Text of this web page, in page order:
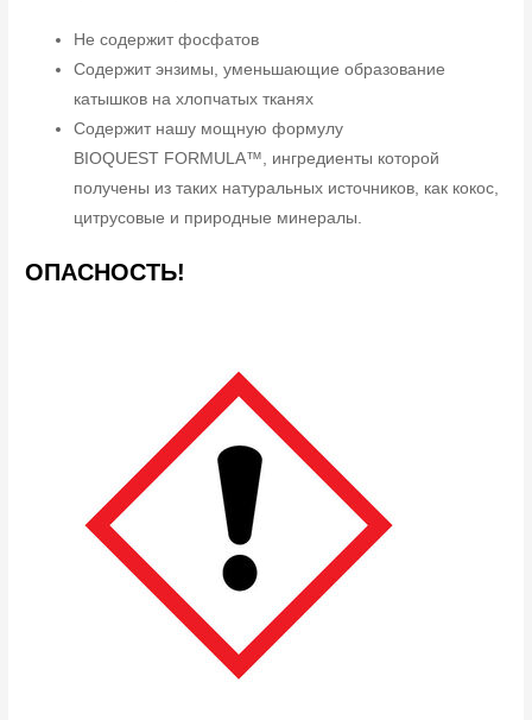
Не содержит фосфатов
Содержит энзимы, уменьшающие образование
катышков на хлопчатых тканях
Содержит нашу мощную формулу
BIOQUEST FORMULA™, ингредиенты которой
получены из таких натуральных источников, как кокос,
цитрусовые и природные минералы.
ОПАСНОСТЬ!